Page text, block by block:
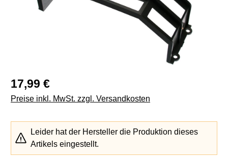
Regulärer Preis:
17,99 €
Preise inkl. MwSt. zzgl. Versandkosten
Leider hat der Hersteller die Produktion dieses
Artikels eingestellt.